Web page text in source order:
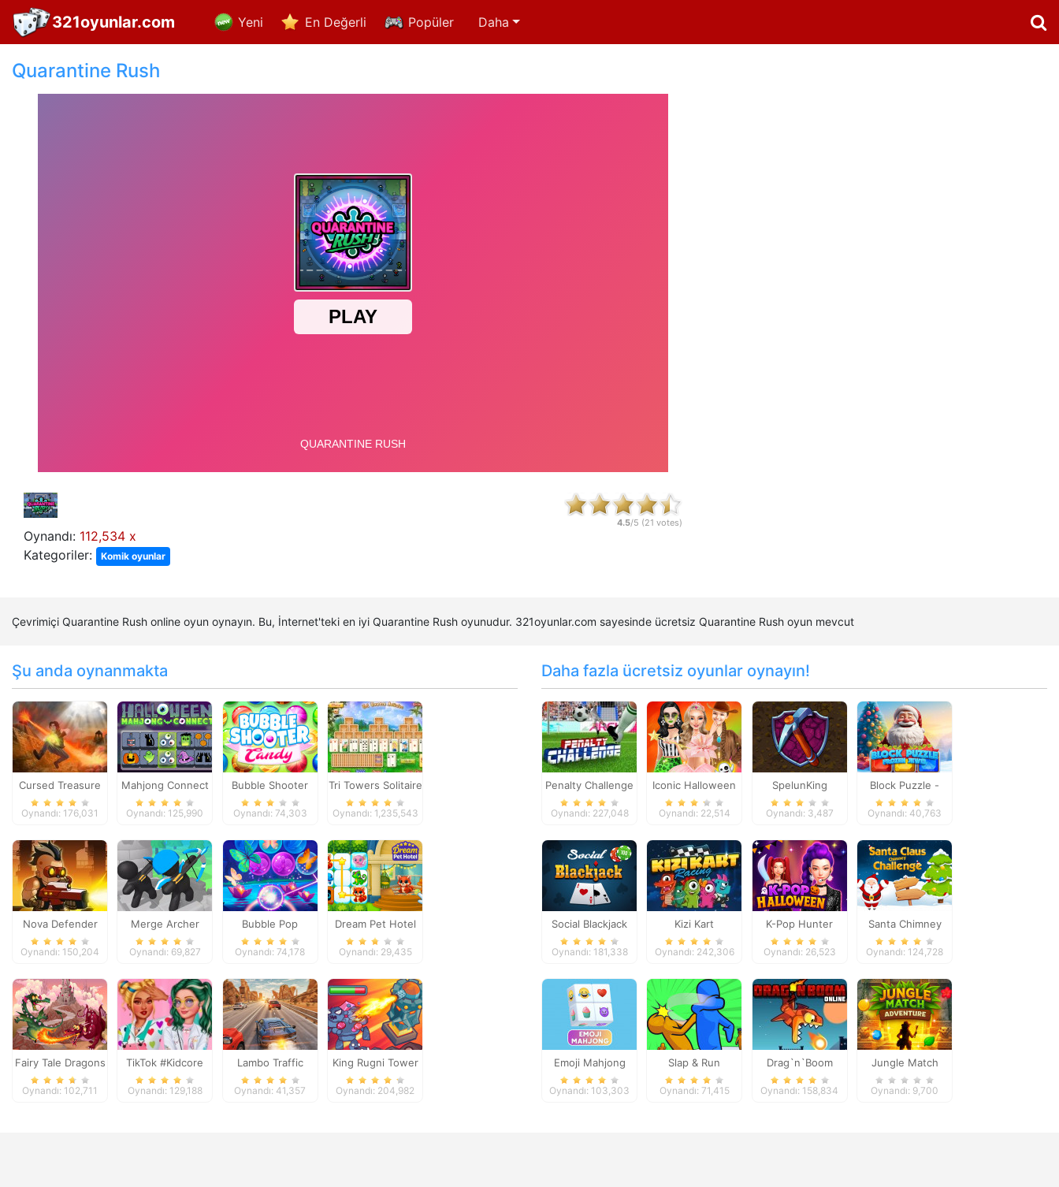
321oyunlar.com Yeni En Değerli Popüler Daha
Quarantine Rush
Oynandı: 112,534 x
Kategoriler:
Komik oyunlar
4.5/5 (21 votes)
Çevrimiçi Quarantine Rush online oyun oynayın. Bu, İnternet'teki en iyi Quarantine Rush oyunudur. 321oyunlar.com sayesinde ücretsiz Quarantine Rush oyun mevcut
Şu anda oynanmakta
Cursed Treasure
Oynandı: 176,031
Mahjong Connect
Halloween
Oynandı: 125,990
Bubble Shooter
Candy
Oynandı: 74,303
Tri Towers Solitaire
Oynandı: 1,235,543
Nova Defender
Oynandı: 150,204
Merge Archer
Defense
Oynandı: 69,827
Bubble Pop
Butterfly
Oynandı: 74,178
Dream Pet Hotel
Oynandı: 29,435
Fairy Tale Dragons
Memory
Oynandı: 102,711
TikTok #Kidcore
Models
Oynandı: 129,188
Lambo Traffic
Racer
Oynandı: 41,357
King Rugni Tower
Defense
Oynandı: 204,982
Daha fazla ücretsiz oyunlar oynayın!
Penalty Challenge
Oynandı: 227,048
Iconic Halloween
Costumes
Oynandı: 22,514
SpelunKing
Oynandı: 3,487
Block Puzzle -
Frozen Jewel
Oynandı: 40,763
Social Blackjack
Oynandı: 181,338
Kizi Kart
Oynandı: 242,306
K-Pop Hunter
Halloween Fashion
Oynandı: 26,523
Santa Chimney
Challenge
Oynandı: 124,728
Emoji Mahjong
Oynandı: 103,303
Slap & Run
Oynandı: 71,415
Drag`n`Boom
Oynandı: 158,834
Jungle Match
Adventures
Oynandı: 9,700